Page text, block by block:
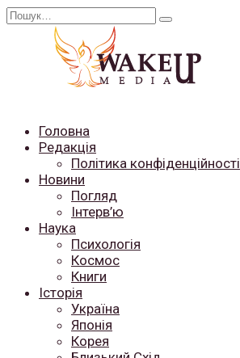
Перейти
Search
Головна
Редакція
Політика конфіденційності
Новини
Погляд
Інтерв’ю
Наука
Психологія
Космос
Книги
Історія
Україна
Японія
Корея